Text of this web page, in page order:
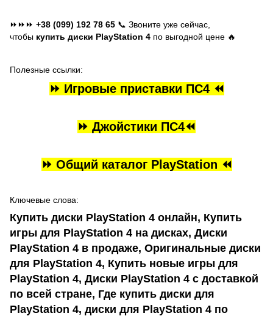
⏩⏩⏩ +38 (099) 192 78 65 📞 Звоните уже сейчас,
чтобы купить диски PlayStation 4 по выгодной цене 🔥
Полезные ссылки:
⏩ Игровые приставки ПС4 ⏪
⏩ Джойстики ПС4⏪
⏩ Общий каталог PlayStation ⏪
Ключевые слова:
Купить диски PlayStation 4 онлайн, Купить
игры для PlayStation 4 на дисках, Диски
PlayStation 4 в продаже, Оригинальные диски
для PlayStation 4, Купить новые игры для
PlayStation 4, Диски PlayStation 4 с доставкой
по всей стране, Где купить диски для
PlayStation 4, диски для PlayStation 4 по